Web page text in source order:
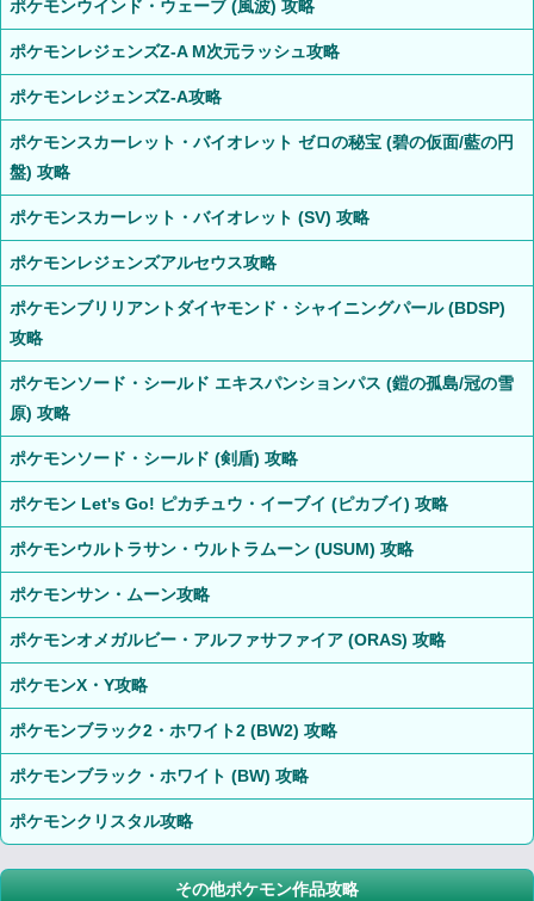
ポケモンウインド・ウェーブ (風波) 攻略
ポケモンレジェンズZ-A M次元ラッシュ攻略
ポケモンレジェンズZ-A攻略
ポケモンスカーレット・バイオレット ゼロの秘宝 (碧の仮面/藍の円
盤) 攻略
ポケモンスカーレット・バイオレット (SV) 攻略
ポケモンレジェンズアルセウス攻略
ポケモンブリリアントダイヤモンド・シャイニングパール (BDSP)
攻略
ポケモンソード・シールド エキスパンションパス (鎧の孤島/冠の雪
原) 攻略
ポケモンソード・シールド (剣盾) 攻略
ポケモン Let's Go! ピカチュウ・イーブイ (ピカブイ) 攻略
ポケモンウルトラサン・ウルトラムーン (USUM) 攻略
ポケモンサン・ムーン攻略
ポケモンオメガルビー・アルファサファイア (ORAS) 攻略
ポケモンX・Y攻略
ポケモンブラック2・ホワイト2 (BW2) 攻略
ポケモンブラック・ホワイト (BW) 攻略
ポケモンクリスタル攻略
その他ポケモン作品攻略